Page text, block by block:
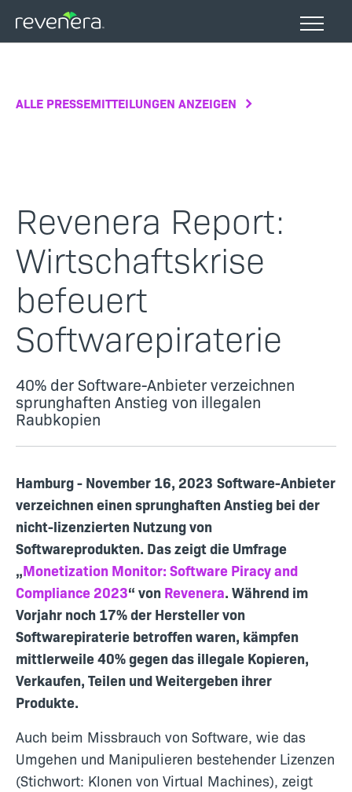
zum
Inhalt
ALLE PRESSEMITTEILUNGEN ANZEIGEN
Revenera Report:
Wirtschaftskrise
befeuert
Softwarepiraterie
40% der Software-Anbieter verzeichnen
sprunghaften Anstieg von illegalen
Raubkopien
Hamburg - November 16, 2023 Software-Anbieter
verzeichnen einen sprunghaften Anstieg bei der
nicht-lizenzierten Nutzung von
Softwareprodukten. Das zeigt die Umfrage
„Monetization Monitor: Software Piracy and
Compliance 2023“ von Revenera. Während im
Vorjahr noch 17% der Hersteller von
Softwarepiraterie betroffen waren, kämpfen
mittlerweile 40% gegen das illegale Kopieren,
Verkaufen, Teilen und Weitergeben ihrer
Produkte.
Auch beim Missbrauch von Software, wie das
Umgehen und Manipulieren bestehender Lizenzen
(Stichwort: Klonen von Virtual Machines), zeigt